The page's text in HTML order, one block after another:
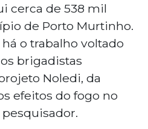
cerca de 538 mil
de Porto Murtinho.
o trabalho voltado
brigadistas
Noledi, da
efeitos do fogo no
pesquisador.